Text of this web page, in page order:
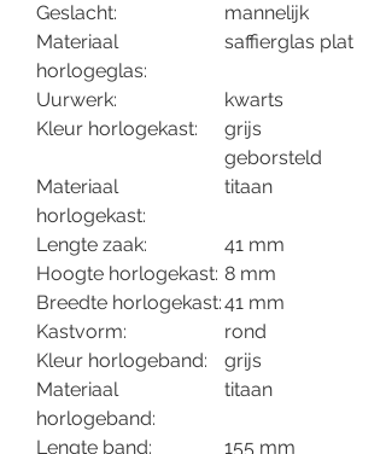
Geslacht:
mannelijk
Materiaal
horlogeglas:
saffierglas plat
Uurwerk:
kwarts
Kleur horlogekast:
grijs
geborsteld
Materiaal
horlogekast:
titaan
Lengte zaak:
41 mm
Hoogte horlogekast: 8 mm
Breedte horlogekast:41 mm
Kastvorm:
rond
Kleur horlogeband:
grijs
Materiaal
horlogeband:
titaan
Lengte band:
155 mm